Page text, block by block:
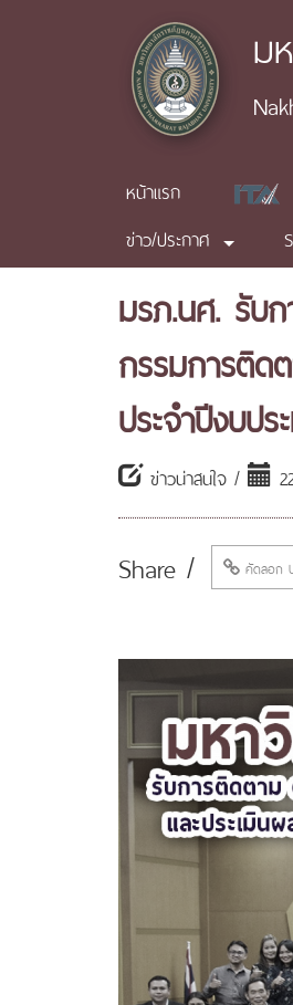
ม
หน้าแรก
ข่าว/ประกาศ
มรภ.นศ. รับ
กรรมการติด
ประจำปีงบป
ข่าวน่าสนใจ /
Share / คัดลอก